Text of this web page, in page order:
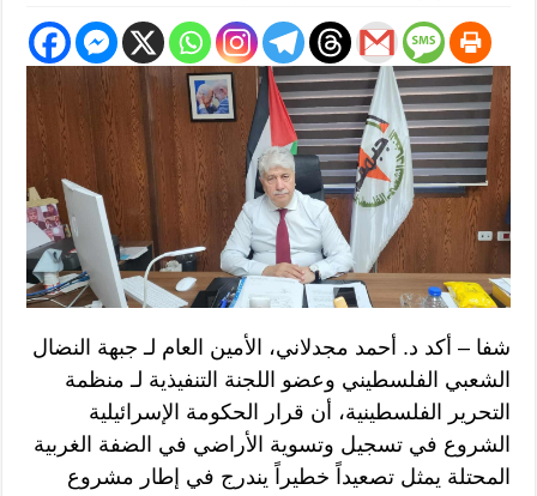
شفا – أكد د. أحمد مجدلاني، الأمين العام لـ جبهة النضال
الشعبي الفلسطيني وعضو اللجنة التنفيذية لـ منظمة
التحرير الفلسطينية، أن قرار الحكومة الإسرائيلية
الشروع في تسجيل وتسوية الأراضي في الضفة الغربية
المحتلة يمثل تصعيداً خطيراً يندرج في إطار مشروع